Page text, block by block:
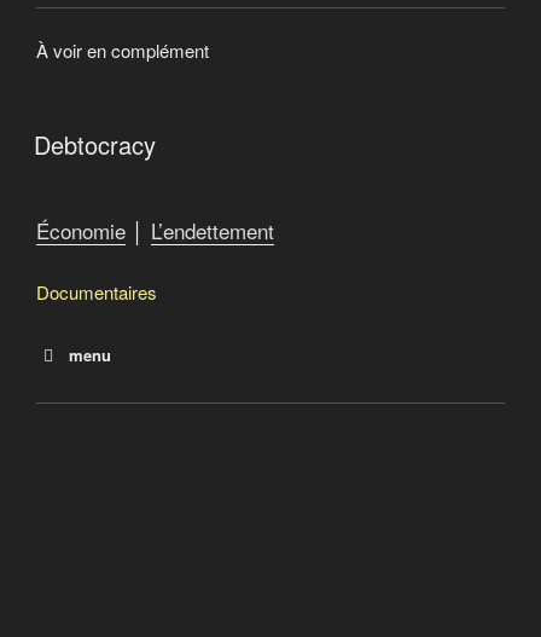
À voir en complément
Debtocracy
Économie │ L’endettement
Documentaires
menu